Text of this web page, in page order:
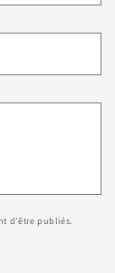
d'être publiés.